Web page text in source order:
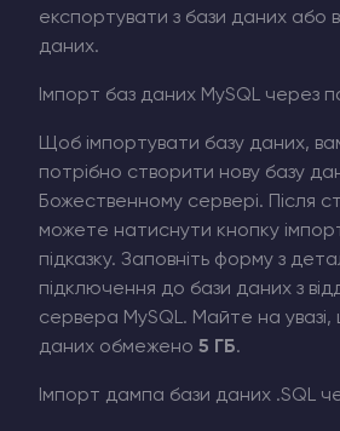
експортувати з бази даних або
даних.
Імпорт баз даних MySQL через
Щоб імпортувати базу даних,
потрібно створити нову базу
Божественному сервері. Після
можете натиснути кнопку
підказку. Заповніть форму з
підключення до бази даних з
сервера MySQL. Майте на
даних обмежено 5 ГБ.
Імпорт дампа бази даних .SQL